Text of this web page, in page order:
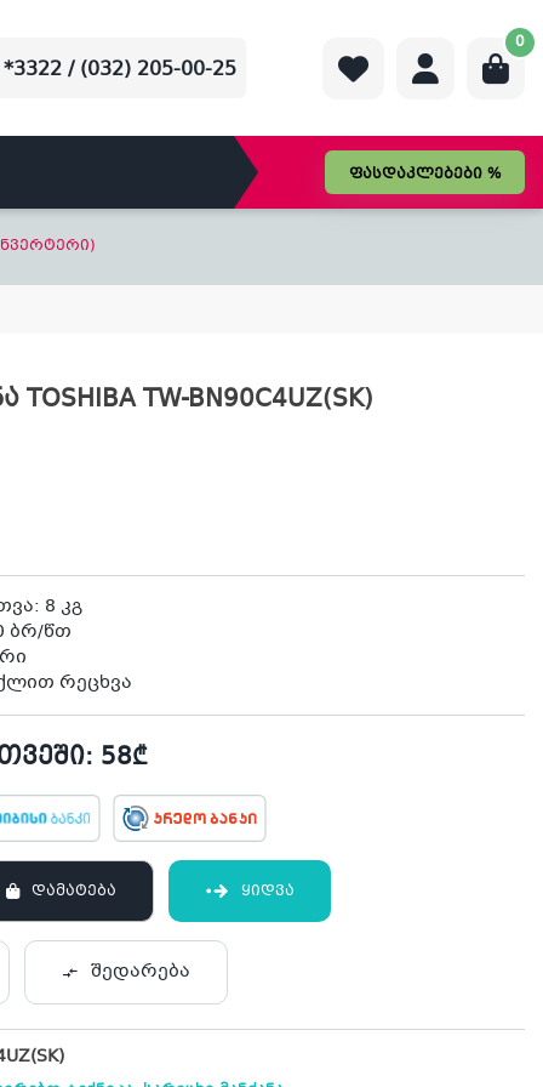
*3322 / (032) 205-00-25
0
ფასდაკლებები %
TW-BN90C4UZ(SK)
8 კგ
ბრ/წთ
რეცხვა
58₾
ᲓᲐᲛᲐᲢᲔᲑᲐ ᲧᲘᲓᲕᲐ
შედარება